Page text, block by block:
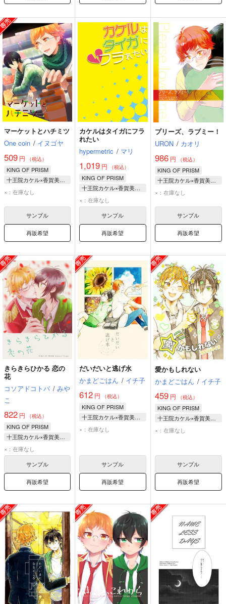
マーケットとハチミツ
One coin / イヌゴヤ
509 円 （税込）
KING OF PRISM
十王院カケル×香賀美タイガ
十王院カケル
×：在庫なし
サンプル
再販希望
カケルはタイガにフラ
れたい
hypermetric / マリ
1,019 円 （税込）
KING OF PRISM
十王院カケル×香賀美タイガ
十王院カケル
香賀美タイガ
×：在庫なし
サンプル
再販希望
プリーズ、ラブミー！
URON / カオリ
986円 （税込）
KING OF PRISM
十王院カケル×香賀美タイガ
十王院カケル
×：在庫なし
サンプル
再販希望
きらきらひかる 恋の
花
コソアドコトバ / みや
こ
822 円 （税込）
KING OF PRISM
十王院カケル×香賀美タイガ
十王院カケル
香賀美タイガ
×：在庫なし
サンプル
再販希望
だいだいと逃げ水
かまどごはん / イチ子
612 円 （税込）
KING OF PRISM
十王院カケル×香賀美タイガ
十王院カケル
×：在庫なし
サンプル
再販希望
愛かもしれない
かまどごはん / イチ子
459円 （税込）
KING OF PRISM
十王院カケル×香賀美タイガ
十王院カケル
×：在庫なし
サンプル
再販希望